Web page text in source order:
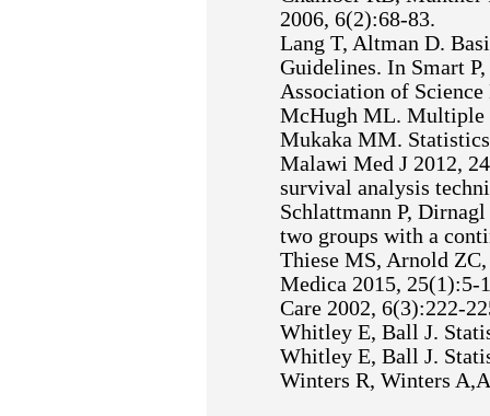
2006, 6(2):68-83.
Lang T, Altman D.
Guidelines. In Smart
Association of
McHugh ML. Multiple
Mukaka MM.
Malawi Med J 2012,
survival analysis
Schlattmann P,
two groups with a
Thiese MS, Arnold
Medica 2015, 25(1):5-
Care 2002, 6(3):222-
Whitley E, Ball J.
Whitley E, Ball J.
Winters R, Winters